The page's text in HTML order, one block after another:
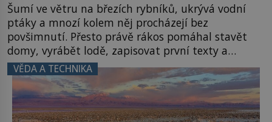
Šumí ve větru na březích rybníků, ukrývá vodní
ptáky a mnozí kolem něj procházejí bez
povšimnutí. Přesto právě rákos pomáhal stavět
domy, vyrábět lodě, zapisovat první texty a
inspiroval řadu pověstí. Tato skromná, ale
užitečná rostlina provází člověka už tisíce let.
Většina lidí vnímá rákos jen jako obyčejnou kulisu
letního koupání. Stačí se však podívat […]
VĚDA A TECHNIKA